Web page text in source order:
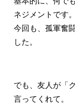
ネジメントです。
今回も、孤軍奮
した。
でも、友人が「
言ってくれて。